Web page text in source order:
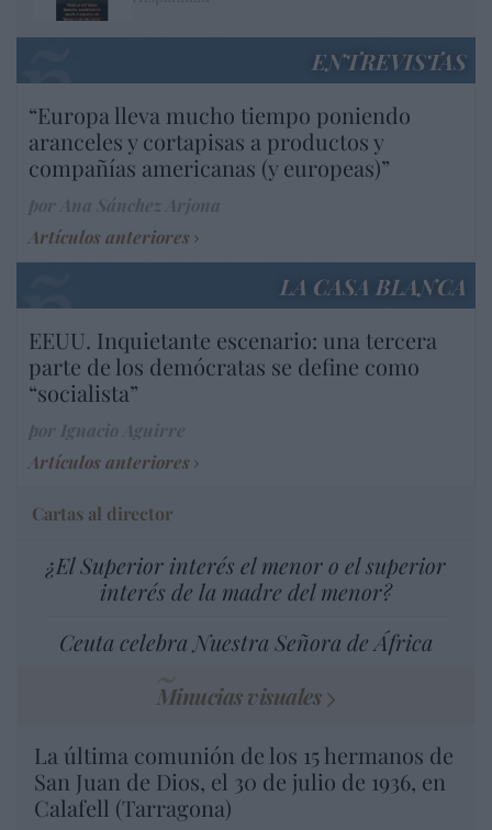
ENTREVISTAS
“Europa lleva mucho tiempo poniendo
aranceles y cortapisas a productos y
compañías americanas (y europeas)”
Artículos anteriores
LA CASA BLANCA
EEUU. Inquietante escenario: una tercera
parte de los demócratas se define como
“socialista”
Artículos anteriores
Cartas al director
¿El Superior interés el menor o el superior
interés de la madre del menor?
Ceuta celebra Nuestra Señora de África
Minucias visuales
La última comunión de los 15 hermanos de
San Juan de Dios, el 30 de julio de 1936, en
Calafell (Tarragona)